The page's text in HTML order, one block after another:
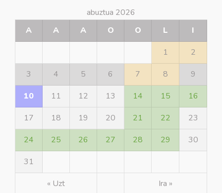
abuztua 2026
A
A A O O L
I
1
2
3
4 5 6 7 8
9
10
11 12 13 14 15
16
17
18 19 20 21 22
23
24
25 26 27 28 29
30
31
« Uzt
Ira »